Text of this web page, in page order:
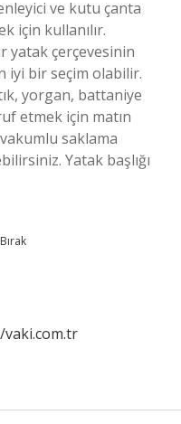
ve kutu çanta
için kullanılır.
yatak çerçevesinin
iyi bir seçim olabilir.
yorgan, battaniye
etmek için matın
saklama
Yatak başlığı